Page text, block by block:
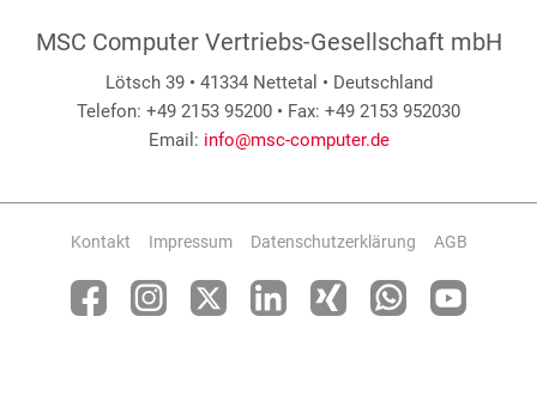
MSC Computer Vertriebs-Gesellschaft mbH
Lötsch 39 • 41334 Nettetal • Deutschland
Telefon: +49 2153 95200 • Fax: +49 2153 952030
Email: info@msc-computer.de
Kontakt Impressum Datenschutzerklärung AGB